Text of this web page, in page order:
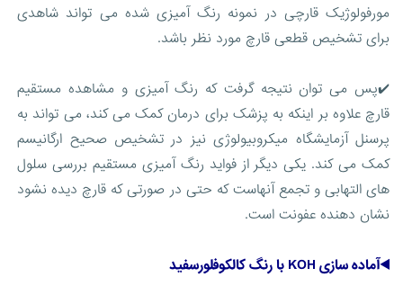
مورفولوژیک قارچی در نمونه رنگ آمیزی شده می تواند شاهدی
برای تشخیص قطعی قارچ مورد نظر باشد.
✔️پس می توان نتیجه گرفت که رنگ آمیزی و مشاهده مستقیم
قارچ علاوه بر اینکه به پزشک برای درمان کمک می کند، می تواند به
پرسنل آزمایشگاه میکروبیولوژی نیز در تشخیص صحیح ارگانیسم
کمک می کند. یکی دیگر از فواید رنگ آمیزی مستقیم بررسی سلول
های التهابی و تجمع آنهاست که حتی در صورتی که قارچ دیده نشود
نشان دهنده عفونت است.
◀️آماده سازی KOH با رنگ کالکوفلورسفید